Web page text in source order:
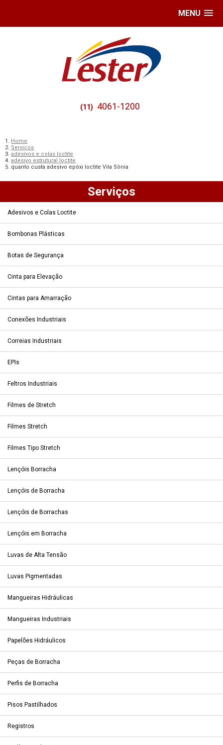
MENU
(11) 4061-1200
Home
Serviços
adesivos e colas loctite
adesivo estrutural loctite
quanto custa adesivo epóxi loctite Vila Sônia
Serviços
Adesivos e Colas Loctite
Bombonas Plásticas
Botas de Segurança
Cinta para Elevação
Cintas para Amarração
Conexões Industriais
Correias Industriais
EPIs
Feltros Industriais
Filmes de Stretch
Filmes Stretch
Filmes Tipo Stretch
Lençóis Borracha
Lençóis de Borracha
Lençóis de Borrachas
Lençóis em Borracha
Luvas de Alta Tensão
Luvas Pigmentadas
Mangueiras Hidráulicas
Mangueiras Industriais
Papelões Hidráulicos
Peças de Borracha
Perfis de Borracha
Pisos Pastilhados
Registros